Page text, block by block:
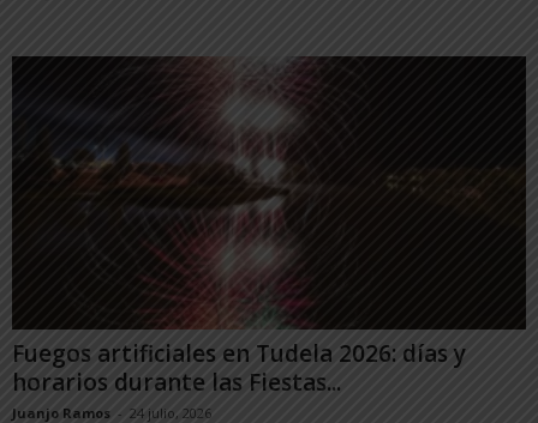
Fuegos artificiales en Tudela 2026: días y
horarios durante las Fiestas...
Juanjo Ramos - 24 julio, 2026